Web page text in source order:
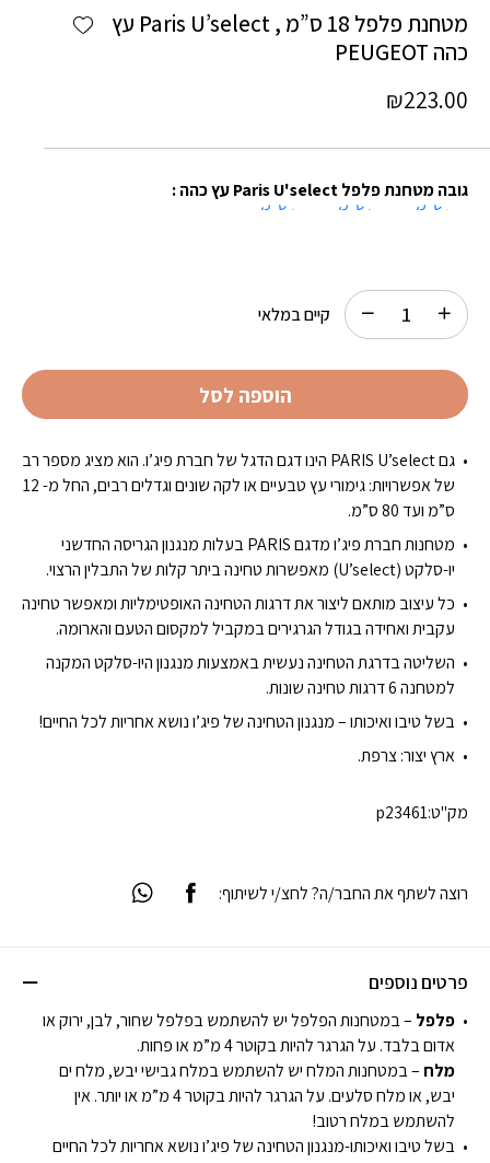
wishlist
מטחנת פלפל 18 ס”מ , Paris U’select עץ
כהה PEUGEOT
₪223.00
גם PARIS U’select הינו דגם הדגל של חברת פיג’ו. הוא מציג מספר רב
של אפשרויות: גימורי עץ טבעיים או לקה שונים וגדלים רבים, החל מ- 12
ס”מ ועד 80 ס”מ.
מטחנות חברת פיג’ו מדגם PARIS בעלות מנגנון הגריסה החדשני
יו-סלקט (U’select) מאפשרות טחינה ביתר קלות של התבלין הרצוי.
כל עיצוב מותאם ליצור את דרגות הטחינה האופטימליות ומאפשר טחינה
עקבית ואחידה בגודל הגרגירים במקביל למקסום הטעם והארומה.
השליטה בדרגת הטחינה נעשית באמצעות מנגנון היו-סלקט המקנה
למטחנה 6 דרגות טחינה שונות.
בשל טיבו ואיכותו – מנגנון הטחינה של פיג’ו נושא אחריות לכל החיים!
ארץ יצור: צרפת.
גובה מטחנת פלפל Paris U'select עץ כהה :
12 ס"מ 15 ס"מ 22 ס"מ
מק"ט:p23461
קיים במלאי
הוספה לסל
פרטים נוספים
פלפל – במטחנות הפלפל יש להשתמש בפלפל שחור, לבן, ירוק או
אדום בלבד. על הגרגר להיות בקוטר 4 מ”מ או פחות.
מלח – במטחנות המלח יש להשתמש במלח גבישי יבש, מלח ים
יבש, או מלח סלעים. על הגרגר להיות בקוטר 4 מ”מ או יותר. אין
להשתמש במלח רטוב!
בשל טיבו ואיכותו-מנגנון הטחינה של פיג’ו נושא אחריות לכל החיים
רוצה לשתף את החבר/ה? לחצ/י לשיתוף: